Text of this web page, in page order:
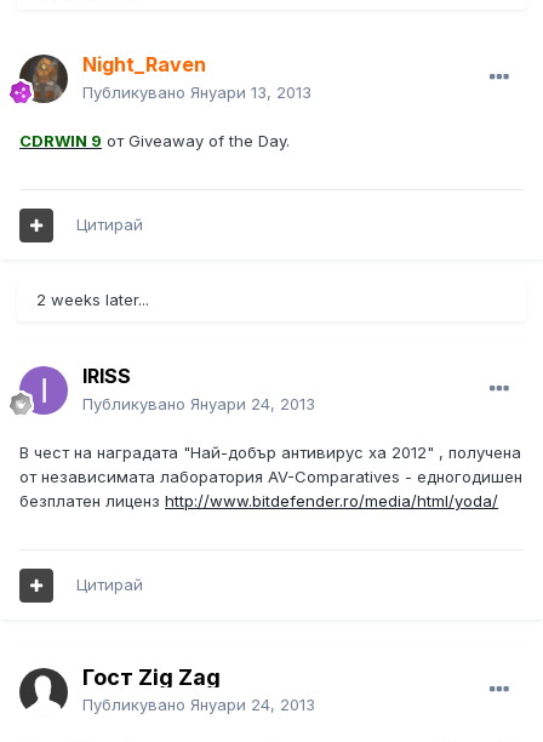
Night_Raven
Публикувано Януари 13, 2013
CDRWIN 9 от Giveaway of the Day.
Цитирай
2 weeks later...
IRISS
Публикувано Януари 24, 2013
В чест на наградата "Най-добър антивирус ха 2012" , получена
от независимата лаборатория AV-Comparatives - едногодишен
безплатен лиценз http://www.bitdefender.ro/media/html/yoda/
Цитирай
Гост Zig Zag
Публикувано Януари 24, 2013